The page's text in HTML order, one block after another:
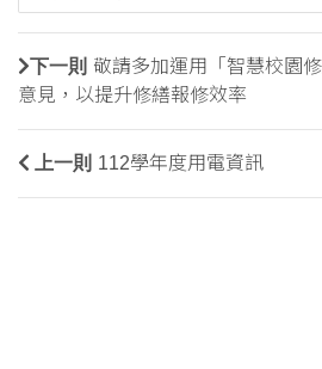
下一則 敬請多加運用「智慧校園
意見，以提升修繕報修效率
上一則 112學年度用電資訊